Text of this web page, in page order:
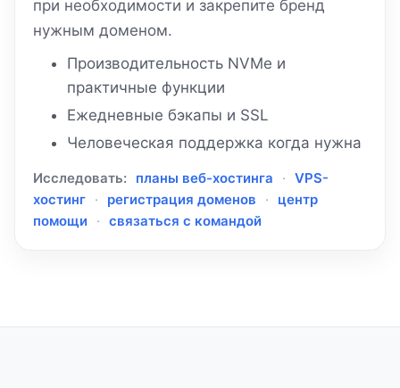
при необходимости и закрепите бренд
нужным доменом.
Производительность NVMe и
практичные функции
Ежедневные бэкапы и SSL
Человеческая поддержка когда нужна
Исследовать: планы веб-хостинга · VPS-
хостинг · регистрация доменов ·
центр
помощи
· связаться с командой